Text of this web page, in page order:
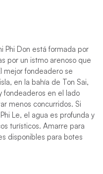
Phi Don está formada por
por un istmo arenoso que
mejor fondeadero se
en la bahía de Ton Sai,
fondeaderos en el lado
menos concurridos. Si
Le, el agua es profunda y
turísticos. Amarre para
disponibles para botes